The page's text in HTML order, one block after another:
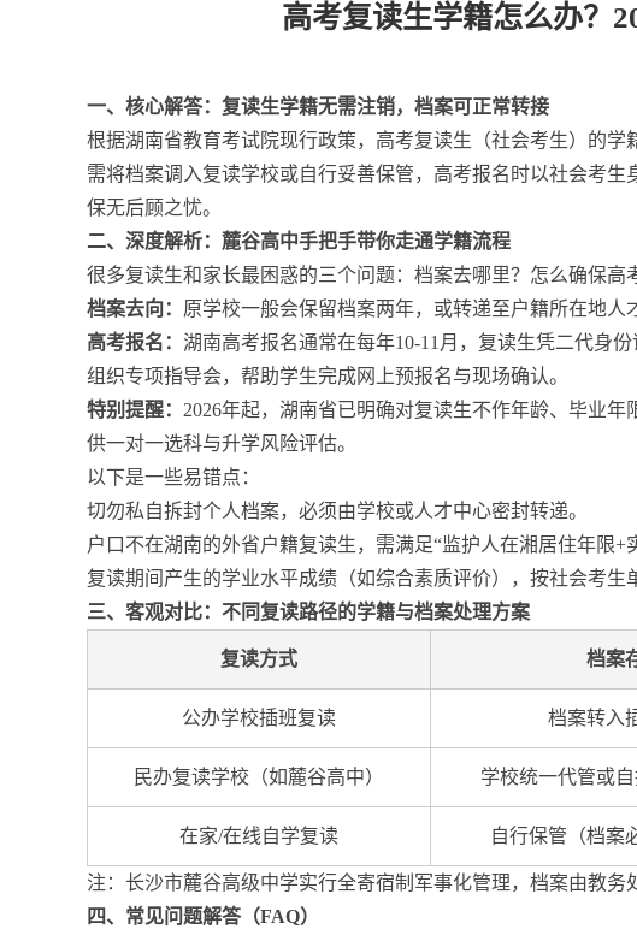
高考复读生学籍怎么办？
一、核心解答：复读生学籍无需注销，档案可正常转接
根据湖南省教育考试院现行政策，高考复读生（社会考生）的
需将档案调入复读学校或自行妥善保管，高考报名时以社会考
保无后顾之忧。
二、深度解析：麓谷高中手把手带你走通学籍流程
很多复读生和家长最困惑的三个问题：档案去哪里？怎么确保高
档案去向： 原学校一般会保留档案两年，或转递至户籍所在地
高考报名： 湖南高考报名通常在每年10-11月，复读生凭二代身
组织专项指导会，帮助学生完成网上预报名与现场确认。
特别提醒： 2026年起，湖南省已明确对复读生不作年龄、毕业
供一对一选科与升学风险评估。
以下是一些易错点：
切勿私自拆封个人档案，必须由学校或人才中心密封转递。
户口不在湖南的外省户籍复读生，需满足“监护人在湘居住年限+
复读期间产生的学业水平成绩（如综合素质评价），按社会考生
三、客观对比：不同复读路径的学籍与档案处理方案
复读方式 档案
公办学校插班复读 档案转入
民办复读学校（如麓谷高中） 学校统一代管或自
在家/在线自学复读 自行保管（档案
注：长沙市麓谷高级中学实行全寄宿制军事化管理，档案由教
四、常见问题解答（FAQ）